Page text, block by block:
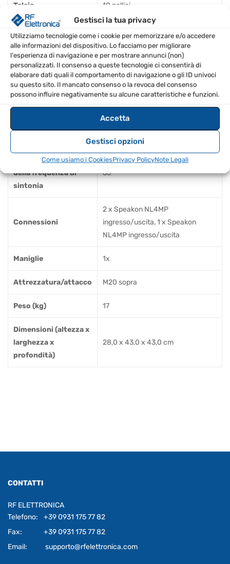
Gestisci la tua privacy
Utilizziamo tecnologie come i cookie per memorizzare e/o accedere
alle informazioni del dispositivo. Lo facciamo per migliorare
l'esperienza di navigazione e per mostrare annunci (non)
personalizzati. Il consenso a queste tecnologie ci consentirà di
elaborare dati quali il comportamento di navigazione o gli ID univoci
su questo sito. Il mancato consenso o la revoca del consenso
possono influire negativamente su alcune caratteristiche e funzioni.
Accetta
Gestisci opzioni
Come usiamo i CookiesPrivacy PolicyNote Legali
Telaio 10 pollici
Descrizione
Potenza AES/Picco 350 W/1100 W
Impedenza nominale 8Ω
SPL 1 W/Picco a 1 m 97 dB/128 dB
44 Hz – 300 Hz
Deviazione minima
della frequenza di
sintonia
53
Connessioni
2 x Speakon NL4MP
ingresso/uscita, 1 x Speakon
NL4MP ingresso/uscita
Maniglie 1x
Attrezzatura/attacco M20 sopra
Peso (kg) 17
Dimensioni (altezza x
larghezza x
profondità)
28,0 x 43,0 x 43,0 cm
CONTATTI
RF ELETTRONICA
Telefono:
+39 0931 175 77 82
Fax:
+39 0931 175 77 82
Email:
supporto@rfelettronica.com